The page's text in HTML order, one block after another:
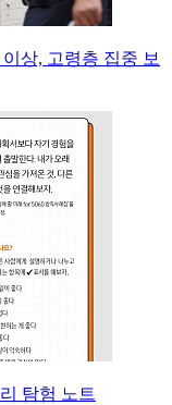
상, 고령층 집중 보
탐험 노트